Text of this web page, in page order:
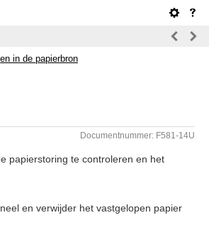
in de papierbron
Documentnummer: F581-14U
papierstoring te controleren en het
en verwijder het vastgelopen papier